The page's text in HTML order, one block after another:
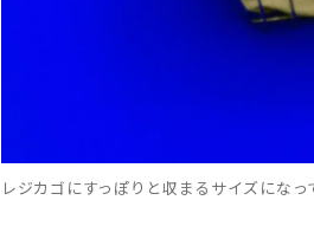
レジカゴにすっぽりと収まるサイズにな